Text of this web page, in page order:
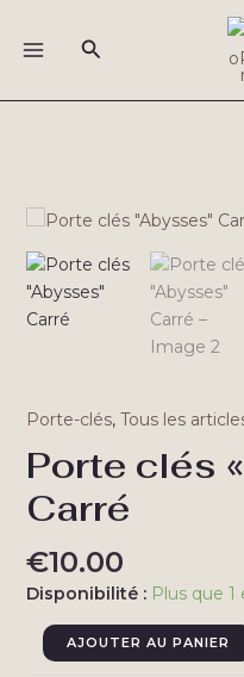
Rechercher
Porte-clés, Tous les
Porte clés
Carré
€10.00
Disponibilité : Plus que
quantité
de
AJOUTER AU PANIER